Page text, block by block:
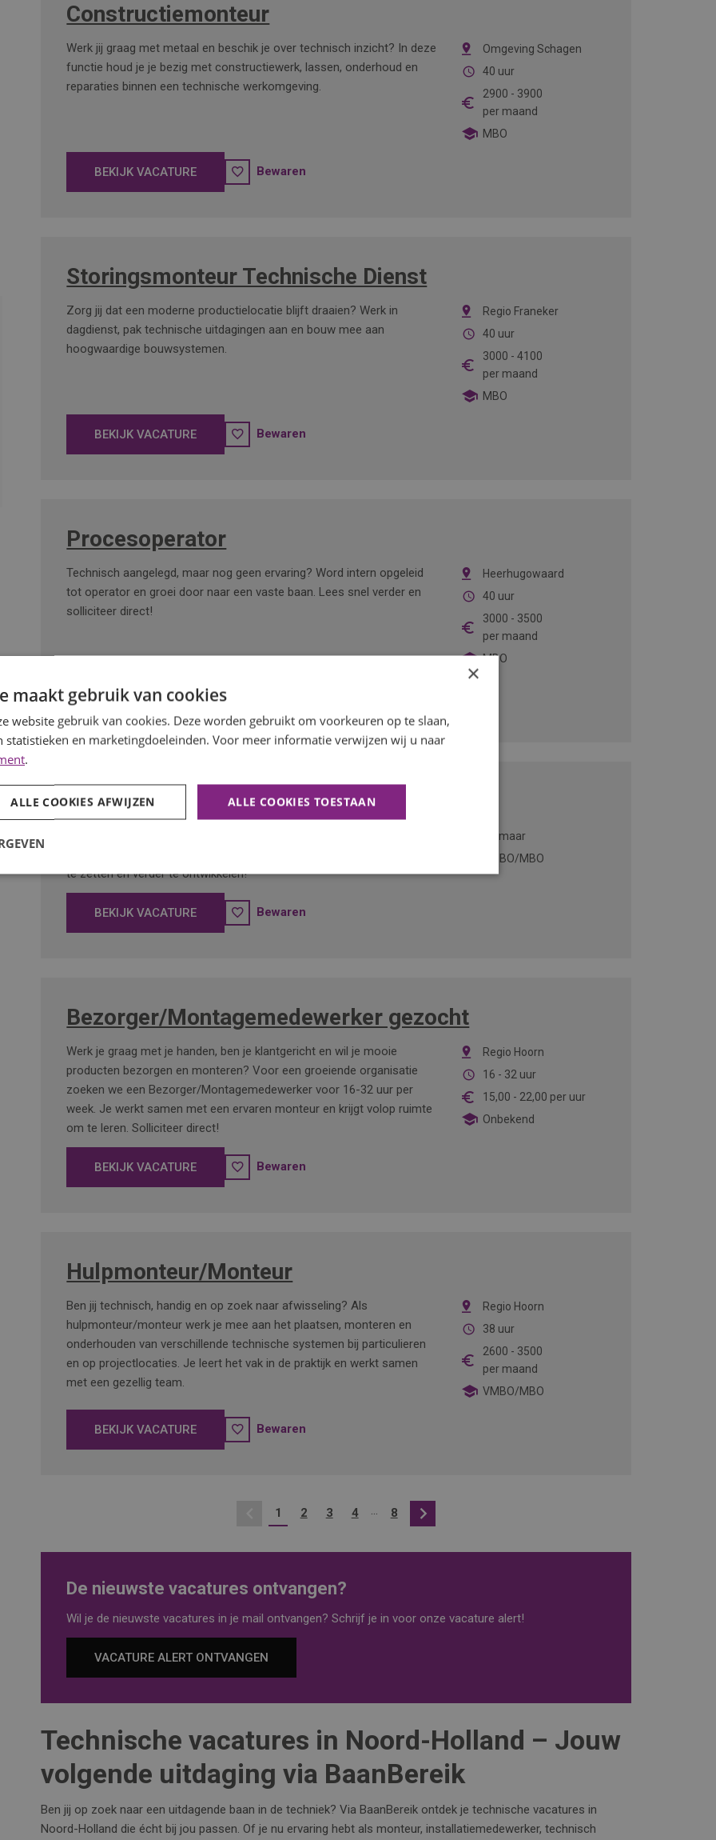
Constructiemonteur
Omgeving Schagen
40 uur
2900 - 3900
per maand
MBO
Werk jij graag met metaal en beschik je over technisch inzicht? In deze
functie houd je je bezig met constructiewerk, lassen, onderhoud en
reparaties binnen een technische werkomgeving.
BEKIJK VACATURE Bewaren
Storingsmonteur Technische Dienst
Regio Franeker
40 uur
3000 - 4100
per maand
MBO
Zorg jij dat een moderne productielocatie blijft draaien? Werk in
dagdienst, pak technische uitdagingen aan en bouw mee aan
hoogwaardige bouwsystemen.
BEKIJK VACATURE Bewaren
Procesoperator
Heerhugowaard
40 uur
3000 - 3500
per maand
MBO
Technisch aangelegd, maar nog geen ervaring? Word intern opgeleid
tot operator en groei door naar een vaste baan. Lees snel verder en
solliciteer direct!
BEKIJK VACATURE
Lasser
Alkmaar
VMBO/MBO
te zetten én verder te ontwikkelen!
BEKIJK VACATURE Bewaren
Bezorger/Montagemedewerker gezocht
Regio Hoorn
16 - 32 uur
15,00 - 22,00 per uur
Onbekend
Werk je graag met je handen, ben je klantgericht en wil je mooie
producten bezorgen en monteren? Voor een groeiende organisatie
zoeken we een Bezorger/Montagemedewerker voor 16-32 uur per
week. Je werkt samen met een ervaren monteur en krijgt volop ruimte
om te leren. Solliciteer direct!
BEKIJK VACATURE Bewaren
Hulpmonteur/Monteur
Regio Hoorn
38 uur
2600 - 3500
per maand
VMBO/MBO
Ben jij technisch, handig en op zoek naar afwisseling? Als
hulpmonteur/monteur werk je mee aan het plaatsen, monteren en
onderhouden van verschillende technische systemen bij particulieren
en op projectlocaties. Je leert het vak in de praktijk en werkt samen
met een gezellig team.
BEKIJK VACATURE Bewaren
Vorige
1 2 3 4 ... 8
De nieuwste vacatures ontvangen?
Wil je de nieuwste vacatures in je mail ontvangen? Schrijf je in voor onze vacature alert!
VACATURE ALERT ONTVANGEN
Technische vacatures in Noord-Holland – Jouw
volgende uitdaging via BaanBereik
Ben jij op zoek naar een uitdagende baan in de techniek? Via BaanBereik ontdek je technische vacatures in
Noord-Holland die écht bij jou passen. Of je nu ervaring hebt als monteur, installatiemedewerker, technisch
×
maakt gebruik van cookies
website gebruik van cookies. Deze worden gebruikt om voorkeuren op te slaan,
statistieken en marketingdoeleinden. Voor meer informatie verwijzen wij u naar
.
ALLE COOKIES TOESTAAN
ALLE COOKIES AFWIJZEN